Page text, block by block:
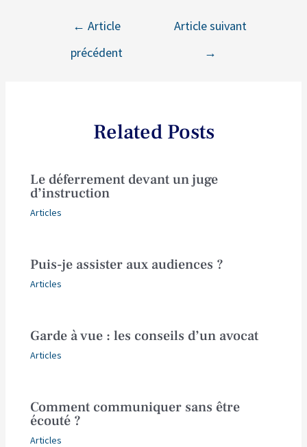
← Article
précédent
Article suivant
→
Related Posts
Le déferrement devant un juge
d’instruction
Articles
Puis-je assister aux audiences ?
Articles
Garde à vue : les conseils d’un avocat
Articles
Comment communiquer sans être
écouté ?
Articles